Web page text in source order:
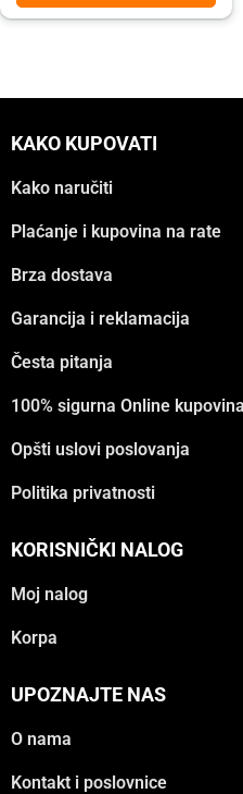
KAKO KUPOVATI
Kako naručiti
Plaćanje i kupovina na rate
Brza dostava
Garancija i reklamacija
Česta pitanja
100% sigurna Online kupovina
Opšti uslovi poslovanja
Politika privatnosti
KORISNIČKI NALOG
Moj nalog
Korpa
UPOZNAJTE NAS
O nama
Kontakt i poslovnice